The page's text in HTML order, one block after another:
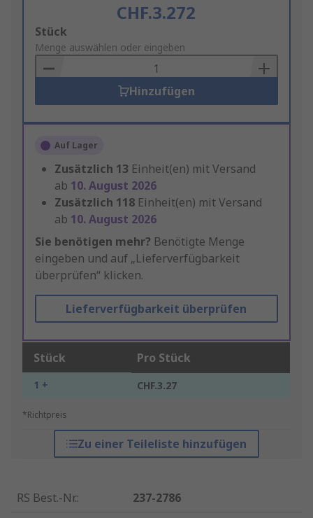
CHF.3.272
Add
to
Basket
Stück
Menge auswählen oder eingeben
Hinzufügen
Auf Lager
Zusätzlich 13 Einheit(en) mit Versand
ab 10. August 2026
Zusätzlich 118 Einheit(en) mit Versand
ab 10. August 2026
Sie benötigen mehr? Benötigte Menge
eingeben und auf „Lieferverfügbarkeit
überprüfen“ klicken.
Lieferverfügbarkeit überprüfen
Stück Pro Stück
1 + CHF.3.27
*Richtpreis
Zu einer Teileliste hinzufügen
RS Best.-Nr.:
237-2786